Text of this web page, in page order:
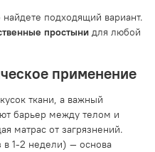
подходящий вариант.
простыни для любой
применение
ткани, а важный
барьер между телом и
матрас от загрязнений.
в 1-2 недели) — основа